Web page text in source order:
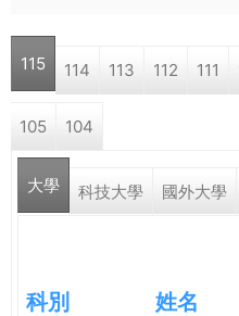
中
學
u
a
r
e
e
115 114 113 112 111
105 104
大學 科技大學 國外大學
科別 姓名